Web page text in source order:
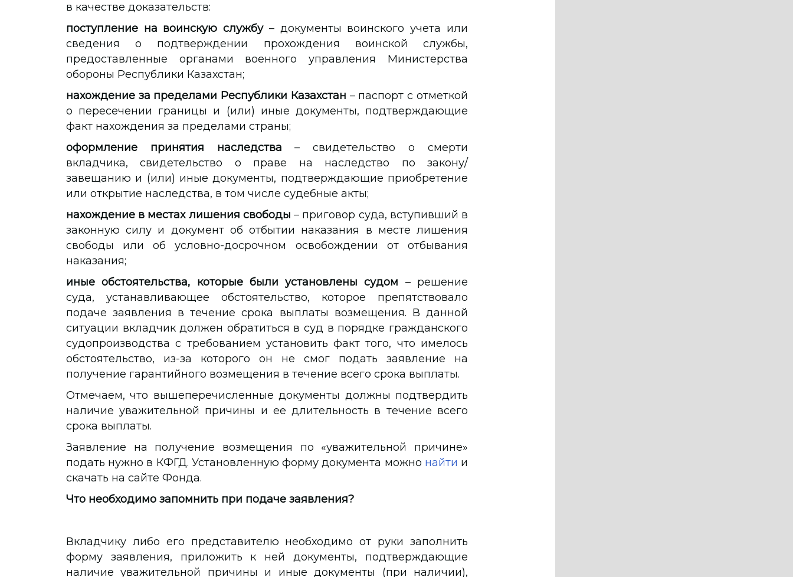
в качестве доказательств:
поступление на воинскую службу– документы воинского учета или
сведения о подтверждении прохождения воинской службы,
предоставленные органами военного управления Министерства
обороны Республики Казахстан;
нахождение за пределами Республики Казахстан – паспорт с отметкой
о пересечении границы и (или) иные документы, подтверждающие
факт нахождения за пределами страны;
оформление принятия наследства – свидетельство о смерти
вкладчика, свидетельство о праве на наследство по закону/
завещанию и (или) иные документы, подтверждающие приобретение
или открытие наследства, в том числе судебные акты;
нахождение в местах лишения свободы – приговор суда, вступивший в
законную силу и документ об отбытии наказания в месте лишения
свободы или об условно-досрочном освобождении от отбывания
наказания;
иные обстоятельства, которые были установлены судом – решение
суда, устанавливающее обстоятельство, которое препятствовало
подаче заявления в течение срока выплаты возмещения. В данной
ситуации вкладчик должен обратиться в суд в порядке гражданского
судопроизводства с требованием установить факт того, что имелось
обстоятельство, из-за которого он не смог подать заявление на
получение гарантийного возмещения в течение всего срока выплаты.
Отмечаем, что вышеперечисленные документы должны подтвердить
наличие уважительной причины и ее длительность в течение всего
срока выплаты.
Заявление на получение возмещения по «уважительной причине»
подать нужно в КФГД. Установленную форму документа можно найти и
скачать на сайте Фонда.
Что необходимо запомнить при подаче заявления?
Вкладчику либо его представителю необходимо от руки заполнить
форму заявления, приложить к ней документы, подтверждающие
наличие уважительной причины и иные документы (при наличии),